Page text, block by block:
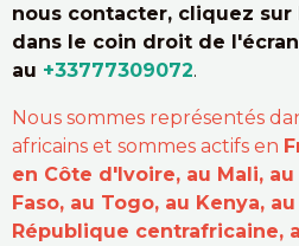
nous contacter, cliquez
dans le coin droit de
au +33777309072.
Nous sommes représentés
africains et sommes actifs en
en Côte d'Ivoire, au Mali,
Faso, au Togo, au Kenya,
République centrafricaine,